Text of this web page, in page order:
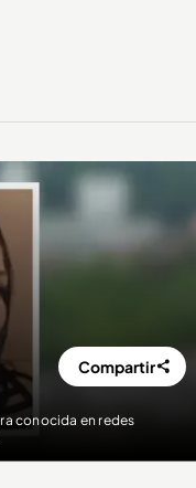
conocida en redes
Compartir